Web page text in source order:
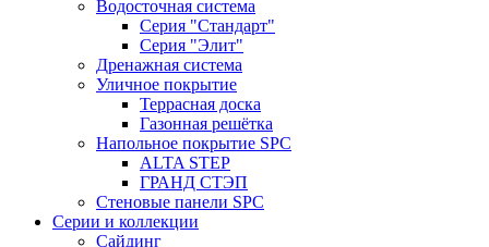
Водосточная система
Серия "Стандарт"
Серия "Элит"
Дренажная система
Уличное покрытие
Террасная доска
Газонная решётка
Напольное покрытие SPC
ALTA STEP
ГРАНД СТЭП
Стеновые панели SPC
Серии и коллекции
Сайдинг